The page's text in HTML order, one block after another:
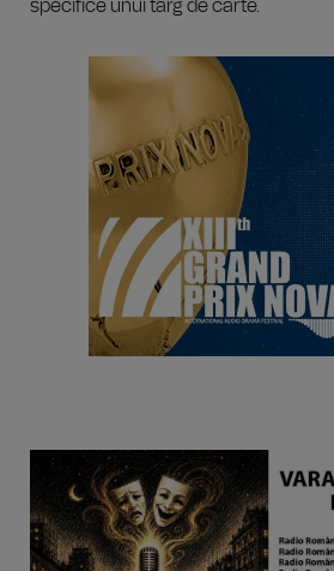
specifice unui târg de carte.